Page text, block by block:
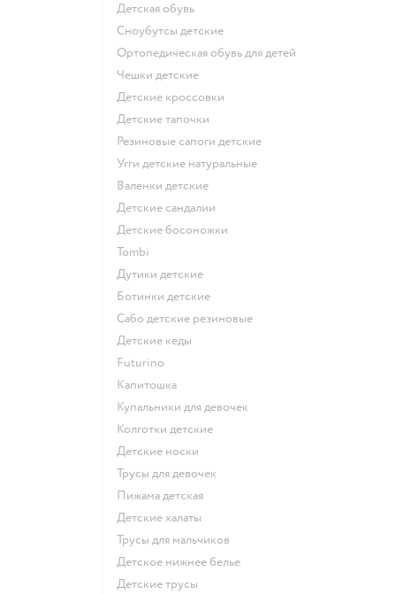
Детская обувь
Сноубутсы детские
Ортопедическая обувь для детей
Чешки детские
Детские кроссовки
Детские тапочки
Резиновые сапоги детские
Угги детские натуральные
Валенки детские
Детские сандалии
Детские босоножки
Tombi
Дутики детские
Ботинки детские
Сабо детские резиновые
Детские кеды
Futurino
Капитошка
Купальники для девочек
Колготки детские
Детские носки
Трусы для девочек
Пижама детская
Детские халаты
Трусы для мальчиков
Детское нижнее белье
Детские трусы